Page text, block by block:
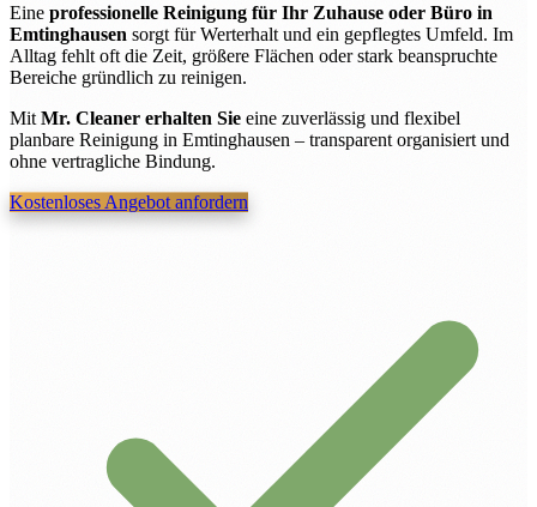
Eine professionelle Reinigung für Ihr Zuhause oder Büro in
Emtinghausen sorgt für Werterhalt und ein gepflegtes Umfeld. Im
Alltag fehlt oft die Zeit, größere Flächen oder stark beanspruchte
Bereiche gründlich zu reinigen.
Mit Mr. Cleaner erhalten Sie eine zuverlässig und flexibel
planbare Reinigung in Emtinghausen – transparent organisiert und
ohne vertragliche Bindung.
Kostenloses Angebot anfordern